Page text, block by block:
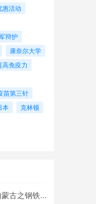
惠活动
辩护
康奈尔大学
高免疫力
苗第三针
本
克林顿
铁骄子，魅力包头